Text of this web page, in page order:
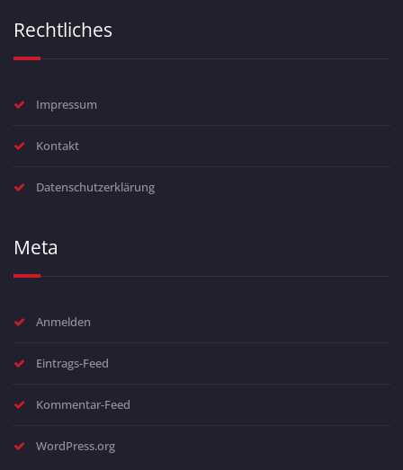
Rechtliches
Impressum
Kontakt
Datenschutzerklärung
Meta
Anmelden
Eintrags-Feed
Kommentar-Feed
WordPress.org